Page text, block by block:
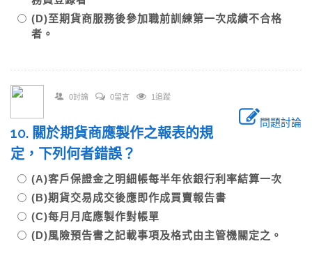
(D)至期貨商服務後參加職前訓練第一次成績不合格
者。
0討論 0留言 1追蹤
問題討論
10. 關於期貨商應製作之報表的規
定，下列何者錯誤？
(A)客戶保證金之明細帳每半年依銀行利率結算一次
(B)期貨交易成交後應即作成買賣報告書
(C)每月月底應製作對帳單
(D)風險預告書之記載事項及格式由主管機關定之。